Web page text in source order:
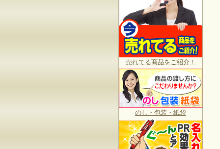
売れてる商品をご紹介！
のし・包装・紙袋